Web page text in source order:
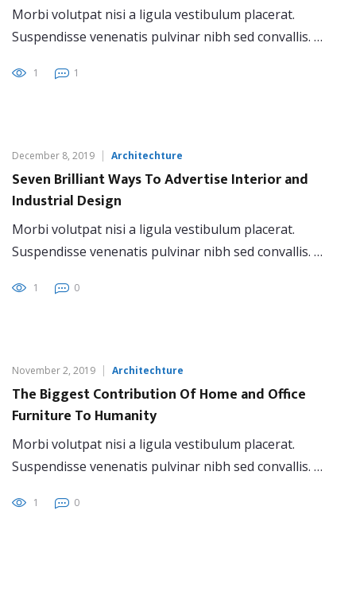
Morbi volutpat nisi a ligula vestibulum placerat.
Suspendisse venenatis pulvinar nibh sed convallis. …
1 1
December 8, 2019 Architechture
Seven Brilliant Ways To Advertise Interior and
Industrial Design
Morbi volutpat nisi a ligula vestibulum placerat.
Suspendisse venenatis pulvinar nibh sed convallis. …
1 0
November 2, 2019 Architechture
The Biggest Contribution Of Home and Office
Furniture To Humanity
Morbi volutpat nisi a ligula vestibulum placerat.
Suspendisse venenatis pulvinar nibh sed convallis. …
1 0